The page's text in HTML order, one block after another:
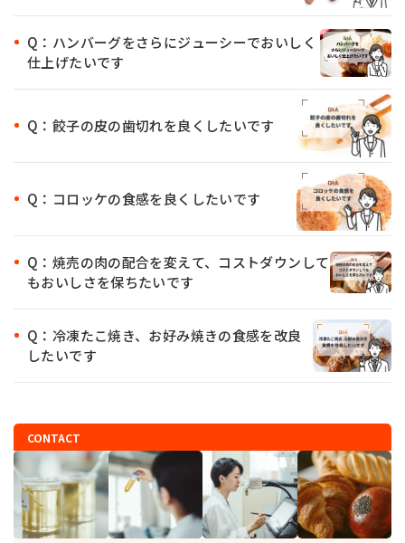
Q：ハンバーグをさらにジューシーでおいしく
仕上げたいです
Q：餃子の皮の歯切れを良くしたいです
Q：コロッケの食感を良くしたいです
Q：焼売の肉の配合を変えて、コストダウンして
もおいしさを保ちたいです
Q：冷凍たこ焼き、お好み焼きの食感を改良
したいです
CONTACT